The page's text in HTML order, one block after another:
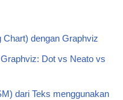
dengan Graphviz
Dot vs Neato vs
dari Teks menggunakan